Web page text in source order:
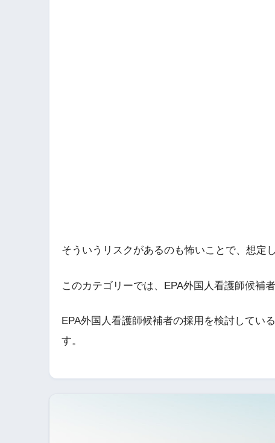
そういうリスクがあるのも怖いことで、想定
このカテゴリーでは、EPA外国人看護師候補
EPA外国人看護師候補者の採用を検討してい
す。